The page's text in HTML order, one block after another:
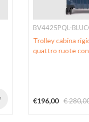
BV4425PQL-
Trolley cabina
quattro ruote
€196,00 €